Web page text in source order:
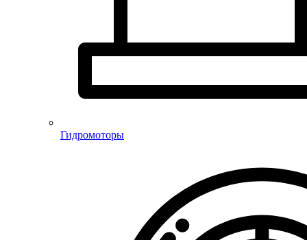
Гидромоторы